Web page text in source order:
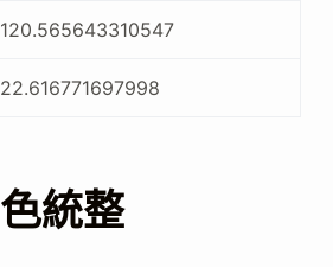
120.565643310547
22.616771697998
統整